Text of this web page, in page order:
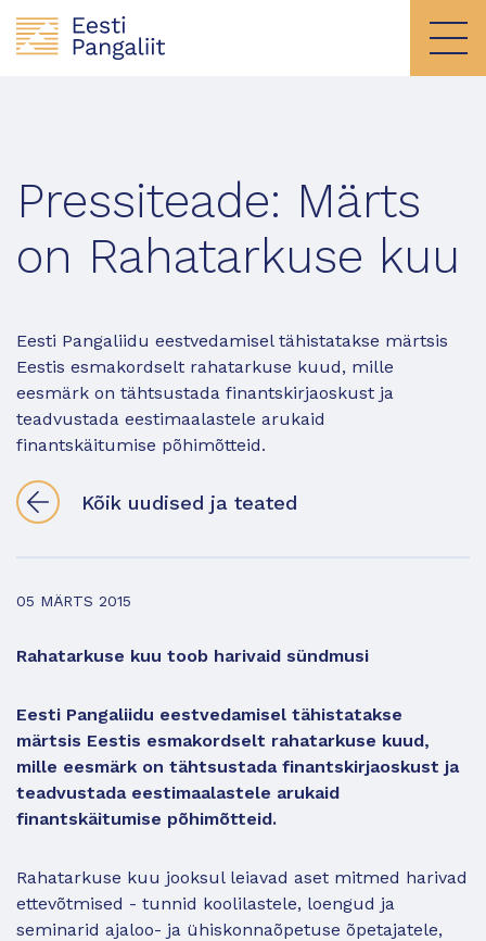
Pressiteade: Märts
on Rahatarkuse kuu
Eesti Pangaliidu eestvedamisel tähistatakse märtsis
Eestis esmakordselt rahatarkuse kuud, mille
eesmärk on tähtsustada finantskirjaoskust ja
teadvustada eestimaalastele arukaid
finantskäitumise põhimõtteid.
Kõik uudised ja teated
05 MÄRTS 2015
Rahatarkuse kuu toob harivaid sündmusi
Eesti Pangaliidu eestvedamisel tähistatakse
märtsis Eestis esmakordselt rahatarkuse kuud,
mille eesmärk on tähtsustada finantskirjaoskust ja
teadvustada eestimaalastele arukaid
finantskäitumise põhimõtteid.
Rahatarkuse kuu jooksul leiavad aset mitmed harivad
ettevõtmised - tunnid koolilastele, loengud ja
seminarid ajaloo- ja ühiskonnaõpetuse õpetajatele,